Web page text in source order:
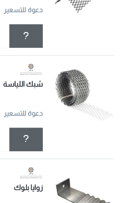
دعوة للتسعير
شبك اللياسة
دعوة للتسعير
زوايا بلوك